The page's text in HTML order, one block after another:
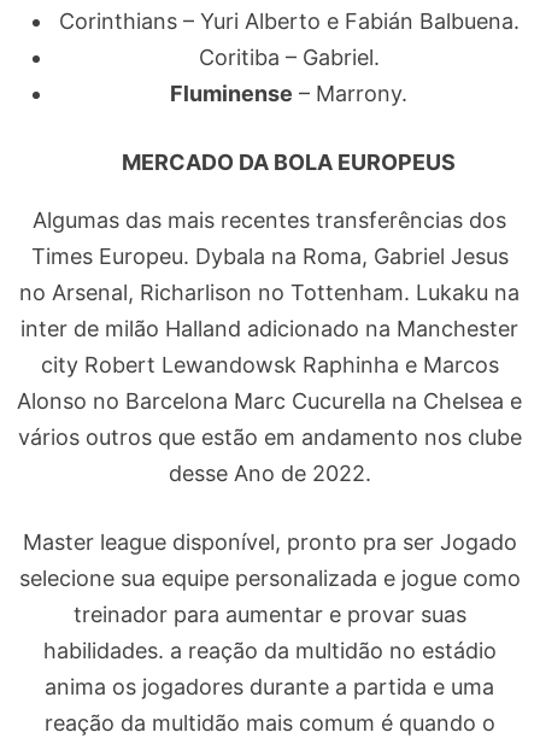
Corinthians – Yuri Alberto e Fabián Balbuena.
Coritiba – Gabriel.
Fluminense – Marrony.
MERCADO DA BOLA EUROPEUS
Algumas das mais recentes transferências dos
Times Europeu. Dybala na Roma, Gabriel Jesus
no Arsenal, Richarlison no Tottenham. Lukaku na
inter de milão Halland adicionado na Manchester
city Robert Lewandowsk Raphinha e Marcos
Alonso no Barcelona Marc Cucurella na Chelsea e
vários outros que estão em andamento nos clube
desse Ano de 2022.
Master league disponível, pronto pra ser Jogado
selecione sua equipe personalizada e jogue como
treinador para aumentar e provar suas
habilidades. a reação da multidão no estádio
anima os jogadores durante a partida e uma
reação da multidão mais comum é quando o